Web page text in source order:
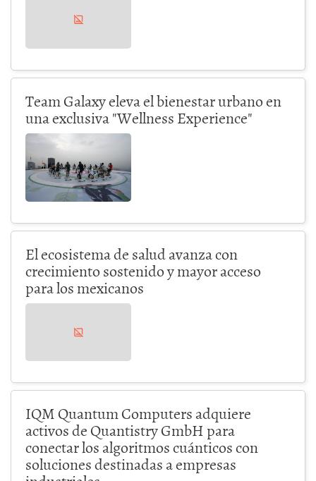
Team Galaxy eleva el bienestar urbano en
una exclusiva "Wellness Experience"
El ecosistema de salud avanza con
crecimiento sostenido y mayor acceso
para los mexicanos
IQM Quantum Computers adquiere
activos de Quantistry GmbH para
conectar los algoritmos cuánticos con
soluciones destinadas a empresas